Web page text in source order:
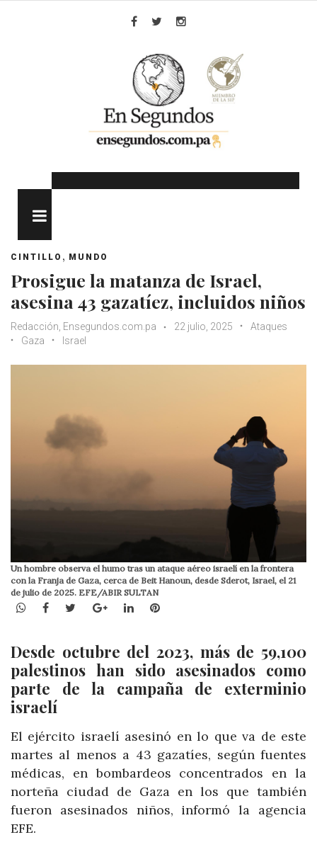
CINTILLO , MUNDO
Prosigue la matanza de Israel,
asesina 43 gazatíez, incluidos niños
Redacción, Ensegundos.com.pa 22 julio, 2025
Ataques
Gaza
Israel
Un hombre observa el humo tras un ataque aéreo israelí en la frontera
con la Franja de Gaza, cerca de Beit Hanoun, desde Sderot, Israel, el 21
de julio de 2025. EFE/ABIR SULTAN
WhatsApp
Facebook
TwitterGoogle+LinkedInPinterest
Desde octubre del 2023, más de 59,100
palestinos han sido asesinados como
parte de la campaña de exterminio
israelí
El ejército israelí asesinó en lo que va de este
martes al menos a 43 gazatíes, según fuentes
médicas, en bombardeos concentrados en la
norteña ciudad de Gaza en los que también
fueron asesinados niños, informó la agencia
EFE.